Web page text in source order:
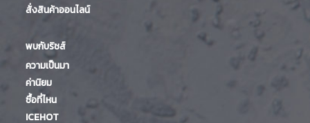
สั่งสินค้าออนไลน์
พบกับริชส์
ความเป็นมา
ค่านิยม
ซื้อที่ไหน
ICEHOT